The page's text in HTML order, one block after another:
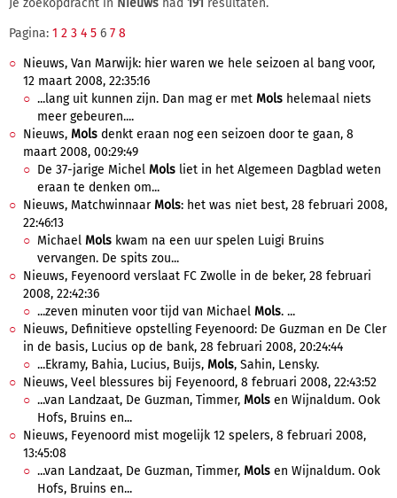
Je zoekopdracht in Nieuws had 191 resultaten.
Pagina: 1 2 3 4 5 6 7 8
Nieuws, Van Marwijk: hier waren we hele seizoen al bang voor,
12 maart 2008, 22:35:16
...lang uit kunnen zijn. Dan mag er met Mols helemaal niets
meer gebeuren....
Nieuws, Mols denkt eraan nog een seizoen door te gaan, 8
maart 2008, 00:29:49
De 37-jarige Michel Mols liet in het Algemeen Dagblad weten
eraan te denken om...
Nieuws, MatchwinnaarMols: het was niet best, 28 februari 2008,
22:46:13
Michael Mols kwam na een uur spelen Luigi Bruins
vervangen. De spits zou...
Nieuws, Feyenoord verslaat FC Zwolle in de beker, 28 februari
2008, 22:42:36
...zeven minuten voor tijd van Michael Mols. ...
Nieuws, Definitieve opstelling Feyenoord: De Guzman en De Cler
in de basis, Lucius op de bank, 28 februari 2008, 20:24:44
...Ekramy, Bahia, Lucius, Buijs, Mols, Sahin, Lensky.
Nieuws, Veel blessures bij Feyenoord, 8 februari 2008, 22:43:52
...van Landzaat, De Guzman, Timmer, Mols en Wijnaldum. Ook
Hofs, Bruins en...
Nieuws, Feyenoord mist mogelijk 12 spelers, 8 februari 2008,
13:45:08
...van Landzaat, De Guzman, Timmer, Mols en Wijnaldum. Ook
Hofs, Bruins en...